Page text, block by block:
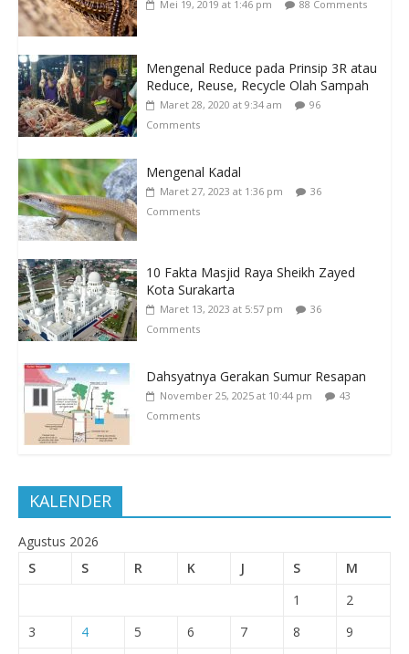
Mei 19, 2019 at 1:46 pm 88 Comments
Mengenal Reduce pada Prinsip 3R atau
Reduce, Reuse, Recycle Olah Sampah
Maret 28, 2020 at 9:34 am
96
Comments
Mengenal Kadal
Maret 27, 2023 at 1:36 pm
36
Comments
10 Fakta Masjid Raya Sheikh Zayed
Kota Surakarta
Maret 13, 2023 at 5:57 pm
36
Comments
Dahsyatnya Gerakan Sumur Resapan
November 25, 2025 at 10:44 pm
43
Comments
KALENDER
Agustus 2026
S
S R K J S
M
1
2
3
4 5 6 7 8
9